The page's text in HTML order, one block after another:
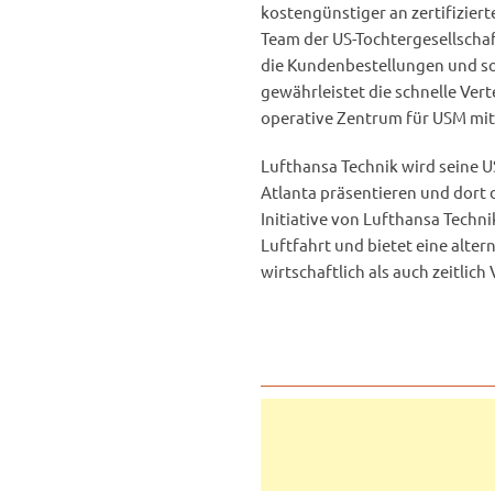
kostengünstiger an
Team der US-
die Kundenbestellungen und
gewährleistet die schnelle
operative Zentrum für USM
Lufthansa Technik wird seine
Atlanta präsentieren und dort
Initiative von Lufthansa
Luftfahrt und bietet eine
wirtschaftlich als auch zeitlich